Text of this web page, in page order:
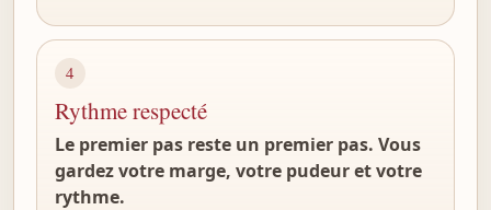
4
Rythme respecté
Le premier pas reste un premier pas. Vous
gardez votre marge, votre pudeur et votre
rythme.